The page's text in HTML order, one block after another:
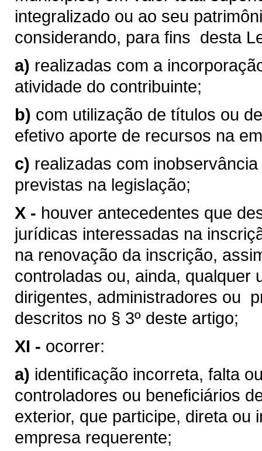
integralizado ou ao seu
considerando, para fins desta
a) realizadas com a
atividade do contribuinte;
b) com utilização de títulos ou
efetivo aporte de recursos na
c) realizadas com
previstas na legislação;
X - houver antecedentes que
jurídicas interessadas na
na renovação da inscrição,
controladas ou, ainda, qualquer
dirigentes, administradores ou
descritos no § 3º deste artigo;
XI - ocorrer:
a) identificação incorreta, falta
controladores ou beneficiários
exterior, que participe, direta ou
empresa requerente;